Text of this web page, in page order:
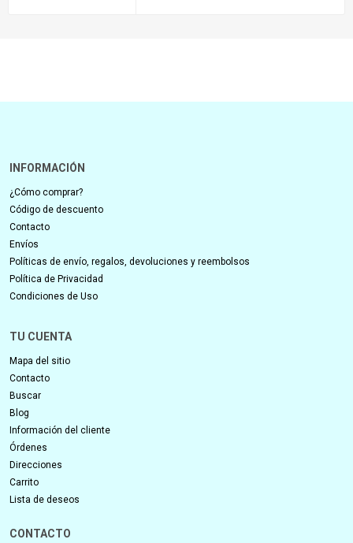
INFORMACIÓN
¿Cómo comprar?
Código de descuento
Contacto
Envíos
Políticas de envío, regalos, devoluciones y reembolsos
Política de Privacidad
Condiciones de Uso
TU CUENTA
Mapa del sitio
Contacto
Buscar
Blog
Información del cliente
Órdenes
Direcciones
Carrito
Lista de deseos
CONTACTO